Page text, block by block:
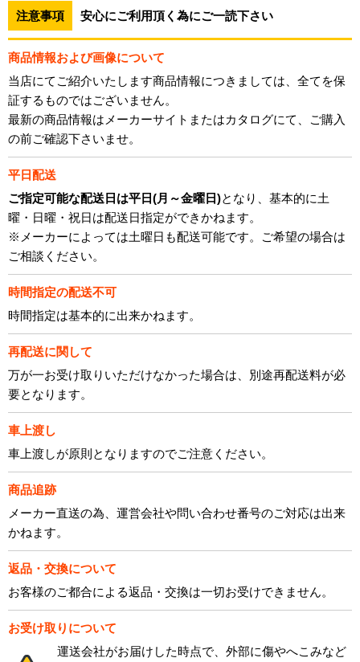
注意事項 安心にご利用頂く為にご一読下さい
商品情報および画像について
当店にてご紹介いたします商品情報につきましては、全てを保
証するものではございません。
最新の商品情報はメーカーサイトまたはカタログにて、ご購入
の前ご確認下さいませ。
平日配送
ご指定可能な配送日は平日(月～金曜日)となり、基本的に土
曜・日曜・祝日は配送日指定ができかねます。
※メーカーによっては土曜日も配送可能です。ご希望の場合は
ご相談ください。
時間指定の配送不可
時間指定は基本的に出来かねます。
再配送に関して
万が一お受け取りいただけなかった場合は、別途再配送料が必
要となります。
車上渡し
車上渡しが原則となりますのでご注意ください。
商品追跡
メーカー直送の為、運営会社や問い合わせ番号のご対応は出来
かねます。
返品・交換について
お客様のご都合による返品・交換は一切お受けできません。
お受け取りについて
運送会社がお届けした時点で、外部に傷やへこみなど